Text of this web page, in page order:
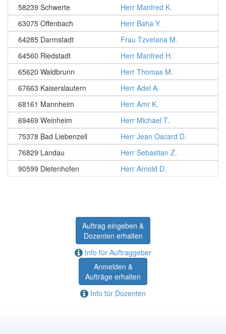
58239 Schwerte
Herr Manfred K.
63075 Offenbach
Herr Baha Y.
64285 Darmstadt
Frau Tzvetana M.
64560 Riedstadt
Herr Manfred H.
65620 Waldbrunn
Herr Thomas M.
67663 Kaiserslautern
Herr Adel A.
68161 Mannheim
Herr Amr K.
69469 Weinheim
Herr Michael T.
75378 Bad Liebenzell
Herr Jean Oscard D.
76829 Landau
Herr Sebastian Z.
90599 Dietenhofen
Herr Arnold D.
Auftrag eingeben &
Dozenten erhalten
Info für Auftraggeber
Anmelden &
Aufträge erhalten
Info für Dozenten